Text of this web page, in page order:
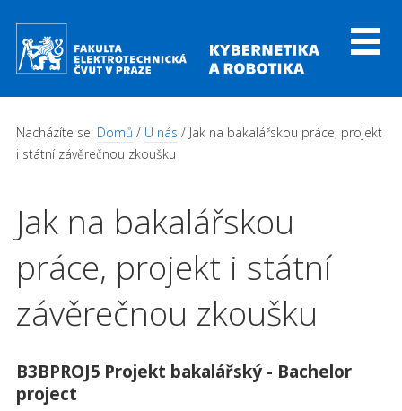
Nacházíte se: Domů / U nás / Jak na bakalářskou práce, projekt
i státní závěrečnou zkoušku
Jak na bakalářskou
práce, projekt i státní
závěrečnou zkoušku
B3BPROJ5 Projekt bakalářský - Bachelor
project